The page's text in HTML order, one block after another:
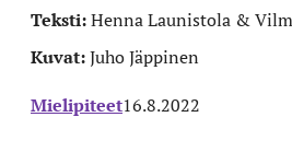
Teksti:Henna Launistola &
Kuvat:Juho Jäppinen
Mielipiteet16.8.2022